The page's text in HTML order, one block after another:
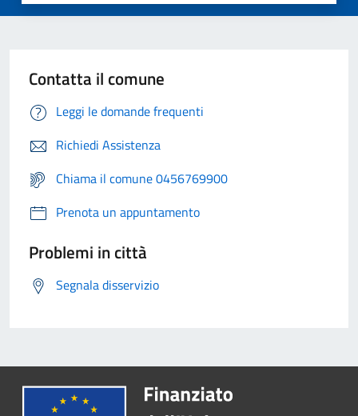
Contatta il comune
Leggi le domande frequenti
Richiedi Assistenza
Chiama il comune 0456769900
Prenota un appuntamento
Problemi in città
Segnala disservizio